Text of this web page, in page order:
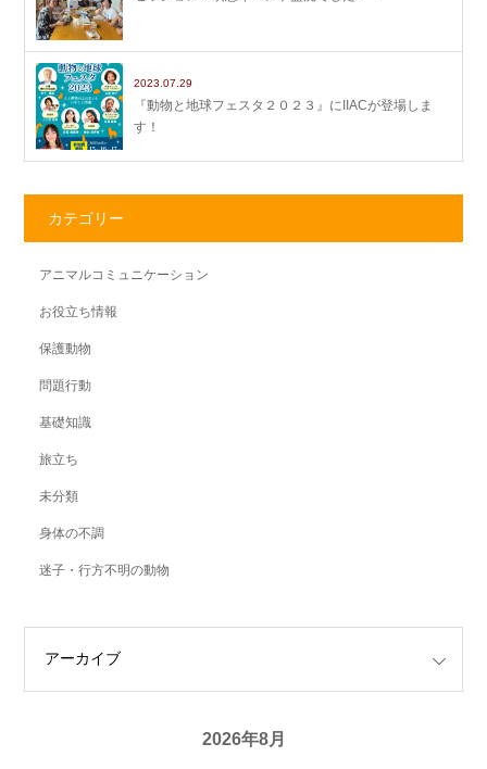
2023.07.29
『動物と地球フェスタ２０２３』にIIACが登場しま
す！
カテゴリー
アニマルコミュニケーション
お役立ち情報
保護動物
問題行動
基礎知識
旅立ち
未分類
身体の不調
迷子・行方不明の動物
2026年8月